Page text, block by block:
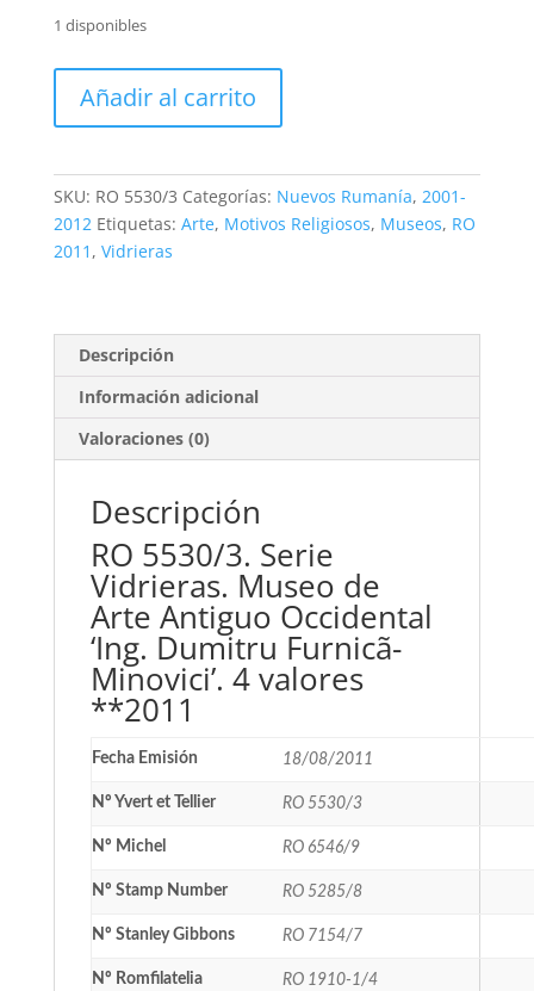
1 disponibles
5530/3.
4
valores
**2011
Añadir al carrito
SKU: RO 5530/3 Categorías: Nuevos Rumanía, 2001-
2012 Etiquetas: Arte, Motivos Religiosos, Museos, RO
2011 , Vidrieras
Descripción
Información adicional
Valoraciones (0)
Descripción
RO 5530/3. Serie
Vidrieras. Museo de
Arte Antiguo Occidental
‘Ing. Dumitru Furnicã-
Minovici’. 4 valores
**2011
Fecha Emisión 18/08/2011
Nº Yvert et Tellier RO 5530/3
Nº Michel RO 6546/9
Nº Stamp Number RO 5285/8
Nº Stanley Gibbons RO 7154/7
Nº Romfilatelia RO 1910-1/4